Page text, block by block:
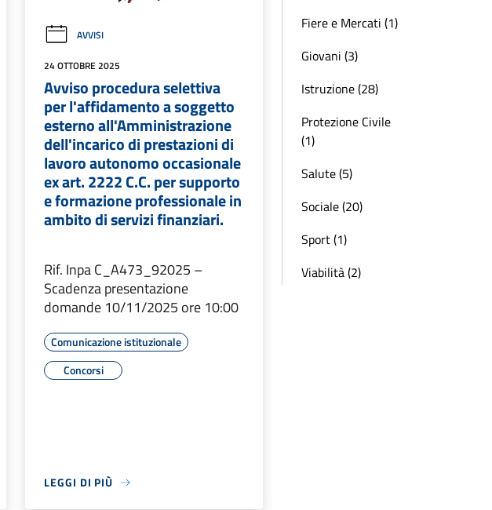
AVVISI
24 OTTOBRE 2025
Avviso procedura selettiva
per l'affidamento a soggetto
esterno all'Amministrazione
dell'incarico di prestazioni di
lavoro autonomo occasionale
ex art. 2222 C.C. per supporto
e formazione professionale in
ambito di servizi finanziari.
Rif. Inpa C_A473_92025 –
Scadenza presentazione
domande 10/11/2025 ore 10:00
Comunicazione istituzionale
Concorsi
LEGGI DI PIÙ
Fiere e Mercati (1)
Giovani (3)
Istruzione (28)
Protezione Civile
(1)
Salute (5)
Sociale (20)
Sport (1)
Viabilità (2)